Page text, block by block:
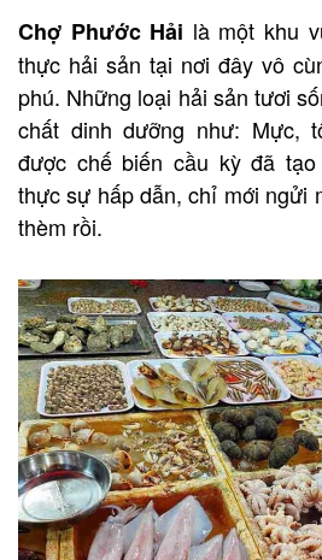
Chợ Phước Hải là một khu
thực hải sản tại nơi đây vô
phú. Những loại hải sản tươi
chất dinh dưỡng như: Mực,
được chế biến cầu kỳ đã
thực sự hấp dẫn, chỉ mới ngửi
thèm rồi.